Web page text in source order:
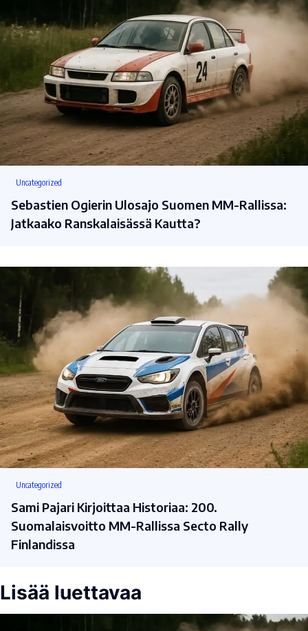
Uncategorized
Sebastien Ogierin Ulosajo Suomen MM-Rallissa:
Jatkaako Ranskalaisässä Kautta?
Uncategorized
Sami Pajari Kirjoittaa Historiaa: 200.
Suomalaisvoitto MM-Rallissa Secto Rally
Finlandissa
Lisää luettavaa